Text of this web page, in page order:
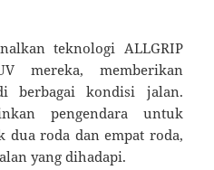
teknologi ALLGRIP
mereka, memberikan
berbagai kondisi jalan.
pengendara untuk
dua roda dan empat roda,
yang dihadapi.